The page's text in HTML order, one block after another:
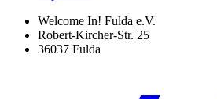
Welcome In! Fulda e.V.
Robert-Kircher-Str. 25
36037 Fulda